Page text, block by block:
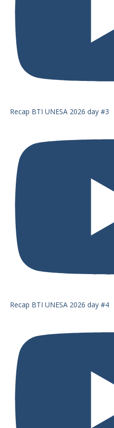
Recap BTI UNESA 2026 day #3
Recap BTI UNESA 2026 day #4